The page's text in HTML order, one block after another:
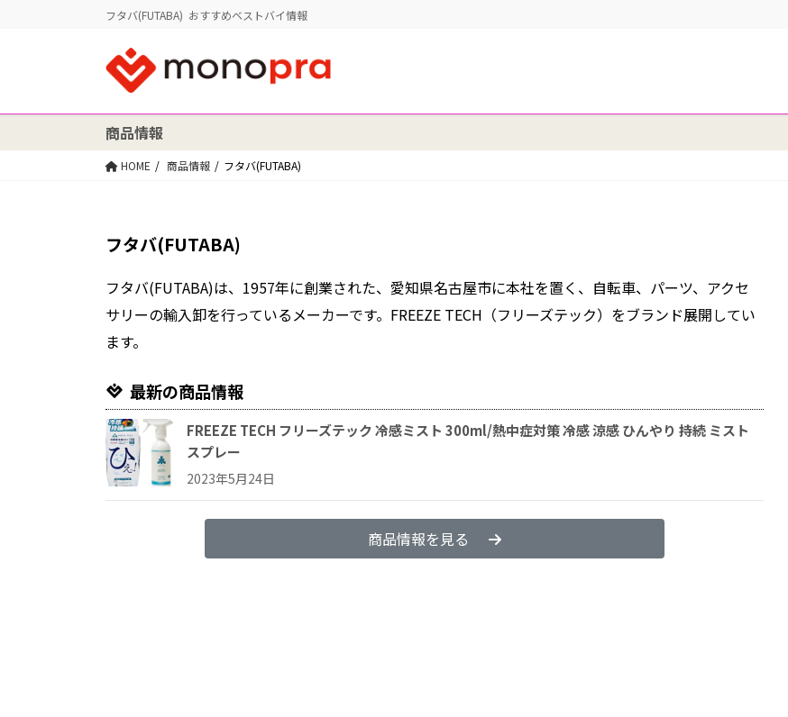
フタバ(FUTABA) おすすめベストバイ情報
商品情報
HOME 商品情報 フタバ(FUTABA)
フタバ(FUTABA)
フタバ(FUTABA)は、1957年に創業された、愛知県名古屋市に本社を置く、自転車、パーツ、アクセ
サリーの輸入卸を行っているメーカーです。FREEZE TECH（フリーズテック）をブランド展開してい
ます。
最新の商品情報
FREEZE TECH フリーズテック 冷感ミスト 300ml/熱中症対策 冷感 涼感 ひんやり 持続 ミスト
スプレー
2023年5月24日
商品情報を見る